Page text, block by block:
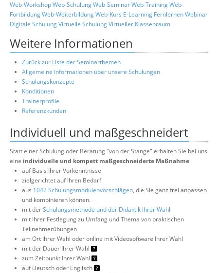
Web-WorkshopWeb-SchulungWeb-SeminarWeb-TrainingWeb-
FortbildungWeb-WeiterbildungWeb-Kurs E-Learning FernlernenWebinar
Digitale SchulungVirtuelle SchulungVirtueller Klassenraum
Weitere Informationen
Zurück zur Liste der Seminarthemen
Allgemeine Informationen über unsere Schulungen
Schulungskonzepte
Konditionen
Trainerprofile
Referenzkunden
Individuell und maßgeschneidert
Statt einer Schulung oder Beratung "von der Stange" erhalten Sie bei uns
eine individuelle und kompett maßgeschneiderte Maßnahme
auf Basis Ihrer Vorkenntnisse
zielgerichtet auf Ihren Bedarf
aus 1042 Schulungsmodulenvorschlägen, die Sie ganz frei anpassen
und kombinieren können.
mit derSchulungsmethode und der Didaktik Ihrer Wahl
mit Ihrer Festlegung zu Umfang und Thema von praktischen
Teilnehmerübungen
am Ort Ihrer Wahl oder online mit Videosoftware Ihrer Wahl
mit der Dauer Ihrer Wahl
zum Zeitpunkt Ihrer Wahl
auf Deutsch oder Englisch